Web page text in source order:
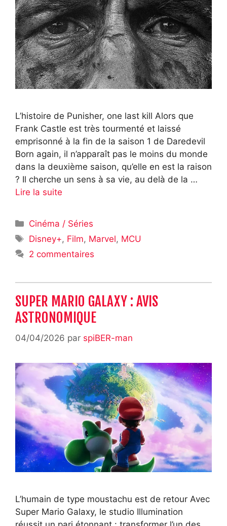
L’histoire de Punisher, one last kill Alors que
Frank Castle est très tourmenté et laissé
emprisonné à la fin de la saison 1 de Daredevil
Born again, il n’apparaît pas le moins du monde
dans la deuxième saison, qu’elle en est la raison
? Il cherche un sens à sa vie, au delà de la …
Lire la suite
Catégories
Cinéma / Séries
Étiquettes
Disney+, Film, Marvel, MCU
2 commentaires
SUPER MARIO GALAXY : AVIS
ASTRONOMIQUE
04/04/2026 par spiBER-man
L’humain de type moustachu est de retour Avec
Super Mario Galaxy, le studio Illumination